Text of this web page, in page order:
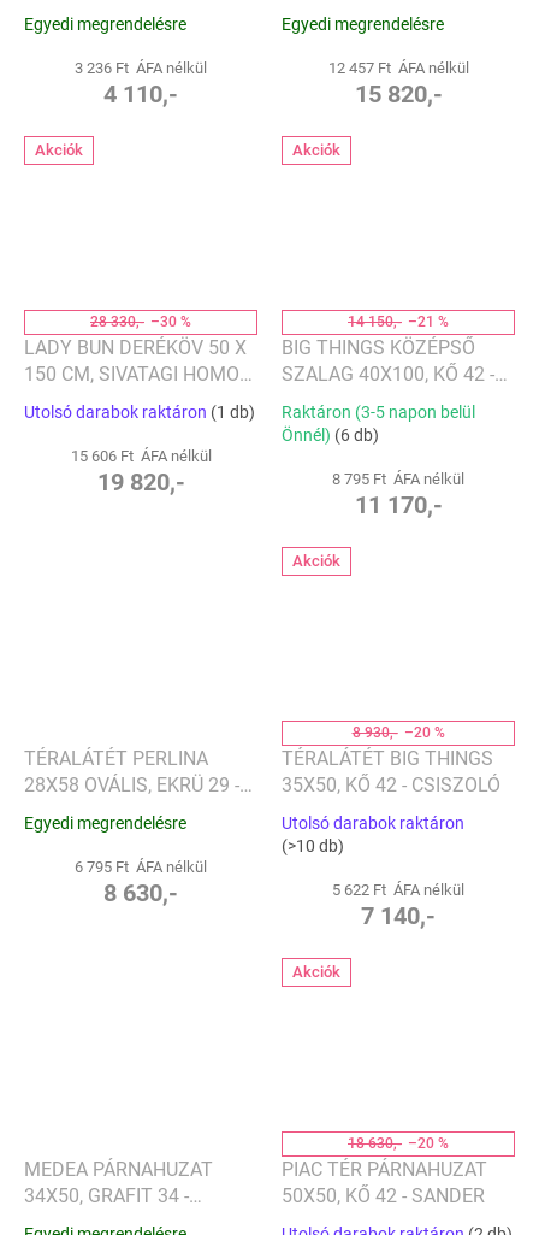
CM - VILLEROY & BOCH
Egyedi megrendelésre
3 236 Ft ÁFA nélkül
4 110,-
148 X 48 CM - VILLEROY &
BOCH
Egyedi megrendelésre
12 457 Ft ÁFA nélkül
15 820,-
Akciók
28 330,- –30 %
LADY BUN DERÉKÖV 50 X
150 CM, SIVATAGI HOMOK
- SANDER
Utolsó darabok raktáron (1 db)
15 606 Ft ÁFA nélkül
19 820,-
Akciók
14 150,- –21 %
BIG THINGS KÖZÉPSŐ
SZALAG 40X100, KŐ 42 -
CSISZOLÓ
Raktáron (3-5 napon belül
Önnél) (6 db)
8 795 Ft ÁFA nélkül
11 170,-
TÉRALÁTÉT PERLINA
28X58 OVÁLIS, EKRÜ 29 -
CSISZOLÓGÉP
Egyedi megrendelésre
6 795 Ft ÁFA nélkül
8 630,-
Akciók
8 930,- –20 %
TÉRALÁTÉT BIG THINGS
35X50, KŐ 42 - CSISZOLÓ
Utolsó darabok raktáron
(>10 db)
5 622 Ft ÁFA nélkül
7 140,-
MEDEA PÁRNAHUZAT
34X50, GRAFIT 34 -
CSISZOLÓ
Akciók
18 630,- –20 %
PIAC TÉR PÁRNAHUZAT
50X50, KŐ 42 - SANDER